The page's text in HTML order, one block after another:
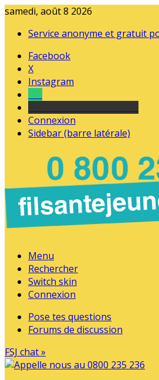
samedi, août 8 2026
Service anonyme et gratuit
Facebook
X
Instagram
Connexion
Sidebar (barre latérale)
Menu
Rechercher
Switch skin
Connexion
Pose tes questions
Forums de discussion
FSJ chat »